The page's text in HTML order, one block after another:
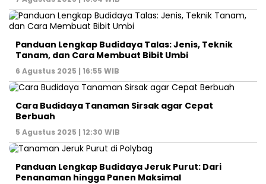
Panduan Lengkap Budidaya Talas: Jenis, Teknik
Tanam, dan Cara Membuat Bibit Umbi
6 Agustus 2025 | 16:55 WIB
Cara Budidaya Tanaman Sirsak agar Cepat
Berbuah
5 Agustus 2025 | 12:30 WIB
Panduan Lengkap Budidaya Jeruk Purut: Dari
Penanaman hingga Panen Maksimal